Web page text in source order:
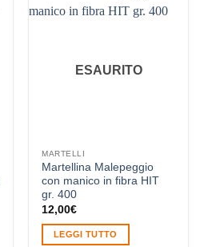
ESAURITO
MARTELLI
Martellina Malepeggio
con manico in fibra HIT
gr. 400
12,00€
LEGGI TUTTO